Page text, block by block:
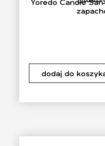
Yoredo Candle
dodaj do